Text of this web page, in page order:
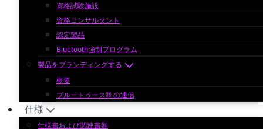
資格試験施設
資格コンサルタント
認定製品
Bluetooth強制プログラム
製品をブランディングする
概要
ブルートゥース® の通信
仕様
仕様書および関連書類